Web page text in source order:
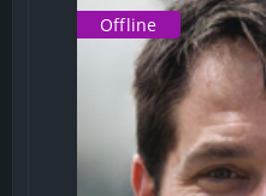
Offline